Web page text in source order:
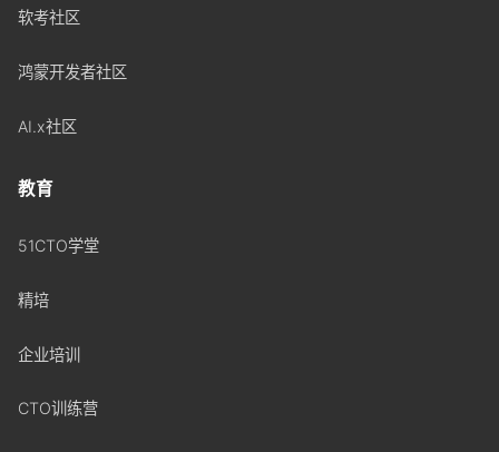
软考社区
鸿蒙开发者社区
AI.x社区
教育
51CTO学堂
精培
企业培训
CTO训练营